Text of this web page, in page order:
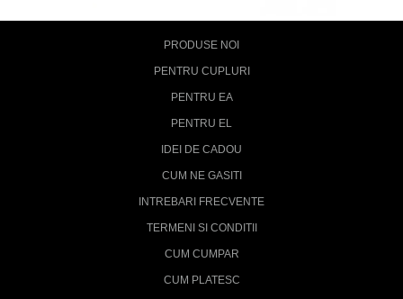
PRODUSE NOI
PENTRU CUPLURI
PENTRU EA
PENTRU EL
IDEI DE CADOU
CUM NE GASITI
INTREBARI FRECVENTE
TERMENI SI CONDITII
CUM CUMPAR
CUM PLATESC